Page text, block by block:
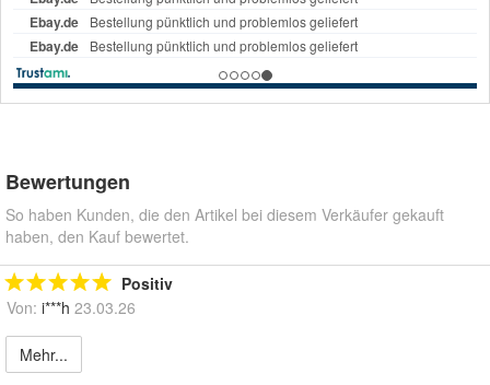
Bewertungen
So haben Kunden, die den Artikel bei diesem Verkäufer gekauft
haben, den Kauf bewertet.
Positiv
Von: i***h 23.03.26
Mehr...